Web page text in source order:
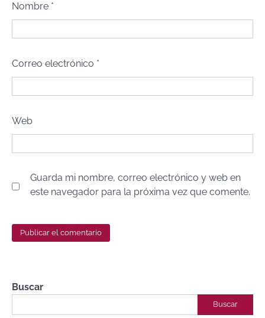
Nombre *
Correo electrónico *
Web
Guarda mi nombre, correo electrónico y web en
este navegador para la próxima vez que comente.
Buscar
Buscar